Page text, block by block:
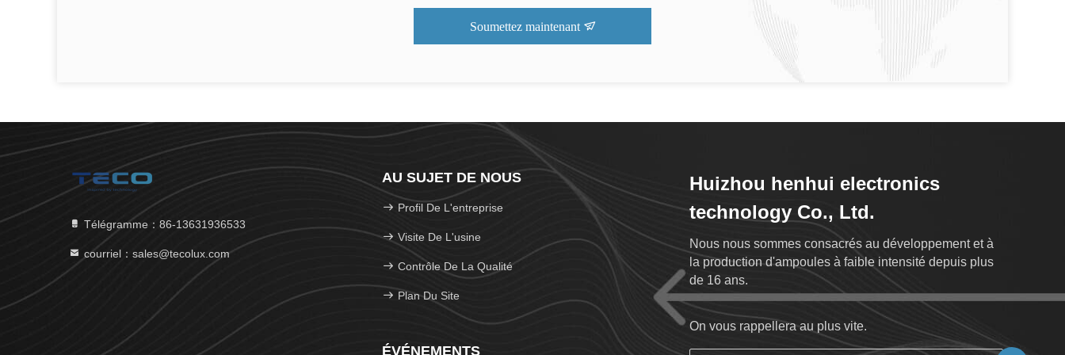
Soumettez maintenant
Télégramme：86-13631936533
courriel：sales@tecolux.com
AU SUJET DE NOUS
Profil De L'entreprise
Visite De L'usine
Contrôle De La Qualité
Plan Du Site
ÉVÉNEMENTS
Huizhou henhui electronics
technology Co., Ltd.
Nous nous sommes consacrés au développement et à
la production d'ampoules à faible intensité depuis plus
de 16 ans.
On vous rappellera au plus vite.